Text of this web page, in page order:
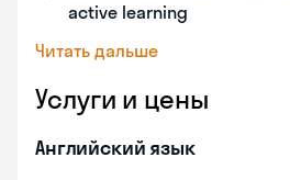
active learning
Читать дальше
Услуги и цены
Английский язык